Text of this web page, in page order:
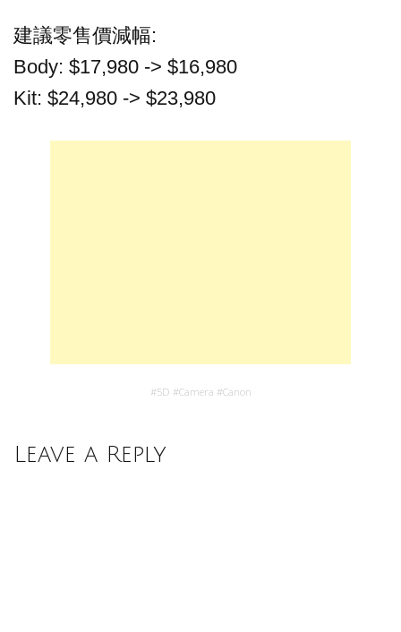
建議零售價減幅:
Body: $17,980 -> $16,980
Kit: $24,980 -> $23,980
#5D #Camera #Canon
Leave a Reply